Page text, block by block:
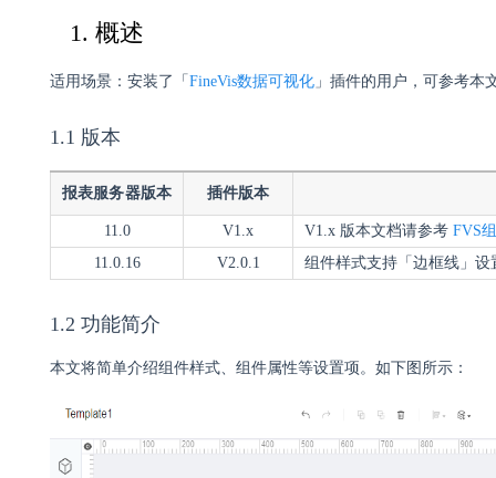
1. 概述
适用场景：安装了「 FineVis数据可视化 」插件的用户，可参考本
1.1 版本
报表服务器版本 插件版本
11.0 V1.x V1.x 版本文档请参考 FVS
11.0.16
V2.0.1 组件样式支持「边框线」设
1.2 功能简介
本文将简单介绍组件样式、组件属性等设置项。如下图所示：